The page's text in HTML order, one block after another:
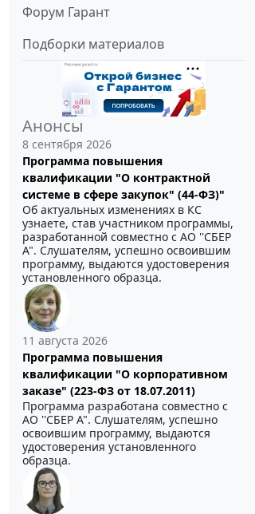
Форум Гарант
Подборки материалов
Анонсы
8 сентября 2026
Программа повышения
квалификации "О контрактной
системе в сфере закупок" (44-ФЗ)"
Об актуальных изменениях в КС
узнаете, став участником программы,
разработанной совместно с АО ''СБЕР
А". Слушателям, успешно освоившим
программу, выдаются удостоверения
установленного образца.
11 августа 2026
Программа повышения
квалификации "О корпоративном
заказе" (223-ФЗ от 18.07.2011)
Программа разработана совместно с
АО ''СБЕР А". Слушателям, успешно
освоившим программу, выдаются
удостоверения установленного
образца.